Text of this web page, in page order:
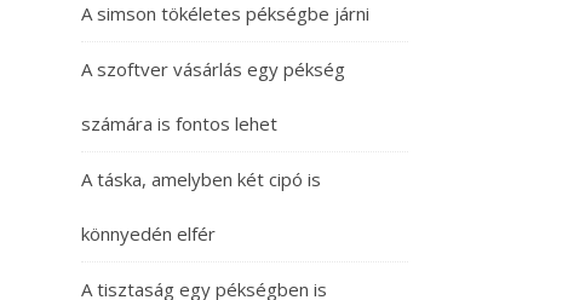
A simson tökéletes pékségbe járni
A szoftver vásárlás egy pékség
számára is fontos lehet
A táska, amelyben két cipó is
könnyedén elfér
A tisztaság egy pékségben is